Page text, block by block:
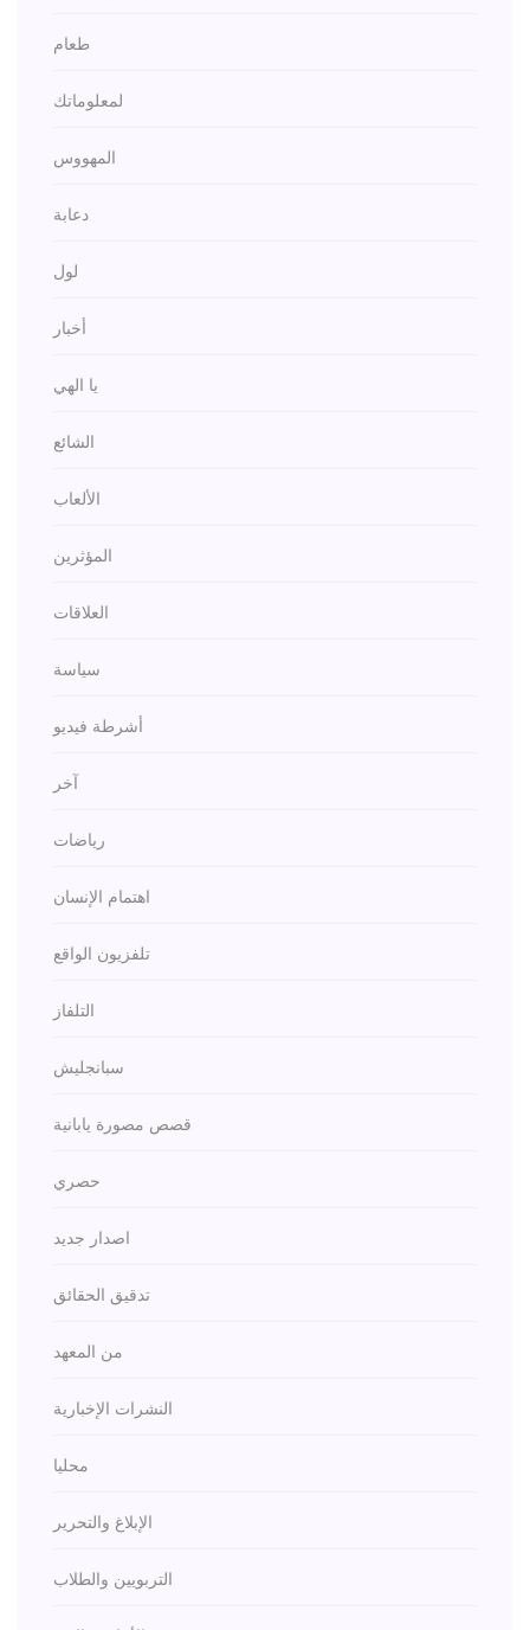
طعام
لمعلوماتك
المهووس
دعابة
لول
أخبار
يا الهي
الشائع
الألعاب
المؤثرين
العلاقات
سياسة
أشرطة فيديو
آخر
رياضات
اهتمام الإنسان
تلفزيون الواقع
التلفاز
سبانجليش
قصص مصورة يابانية
حصري
اصدار جديد
تدقيق الحقائق
من المعهد
النشرات الإخبارية
محليا
الإبلاغ والتحرير
التربويين والطلاب